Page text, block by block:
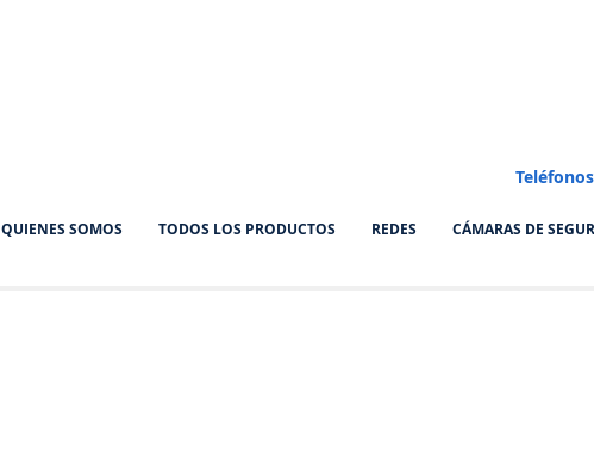
Teléfonos
QUIENES SOMOS TODOS LOS PRODUCTOS REDES CÁMARAS DE